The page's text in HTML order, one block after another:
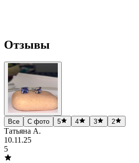
Отзывы
Все С фото 5 4 3 2
Татьяна А.
10.11.25
5